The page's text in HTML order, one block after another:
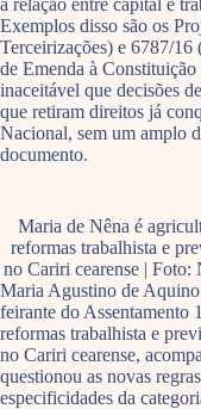
Exemplos disso são os
Terceirizações) e 6787/16
de Emenda à
inaceitável que decisões
que retiram direitos já
Nacional, sem um amplo
documento.
Maria de Nêna é
reformas trabalhista e
no Cariri cearense |
Maria Agustino de
feirante do Assentamento
reformas trabalhista e
no Cariri cearense,
questionou as novas
especificidades da